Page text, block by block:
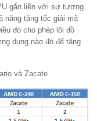
gắn liền với sự tương
năng tăng tốc giải mã
đó cho phép lõi đồ
dụng nào đó để tăng
và Zacate